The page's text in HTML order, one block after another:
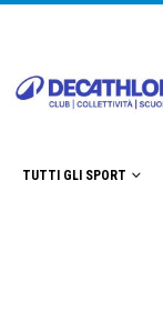
TUTTI GLI SPORT